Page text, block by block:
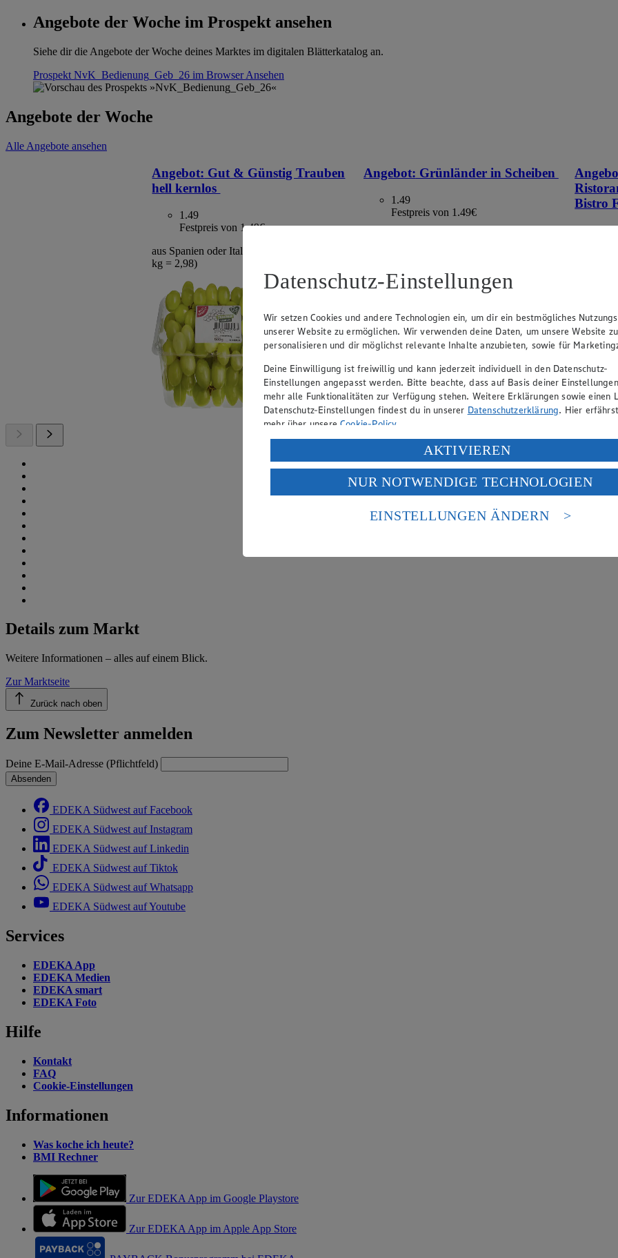
Angebote der Woche im Prospekt ansehen
Siehe dir die Angebote der Woche deines Marktes im digitalen Blätterkatalog an.
Prospekt NvK_Bedienung_Geb_26 im BrowserAnsehen
Angebote der Woche
Alle Angebote ansehen
Angebot: Gut & Günstig Trauben
hell kernlos
1.49
Festpreis von 1.49€
aus Spanien oder Italien, Klasse I, 500 g, (1
kg = 2,98)
Angebot: Grünländer in Scheiben
1.49
Festpreis von 1.49€
Bistro
versch.
Details zum Markt
Weitere Informationen – alles auf einem Blick.
Zur Marktseite
Zurück nach oben
Zum Newsletter anmelden
Deine E-Mail-Adresse (Pflichtfeld)
Absenden
EDEKA Südwest auf Facebook
EDEKA Südwest auf Instagram
EDEKA Südwest auf Linkedin
EDEKA Südwest auf Tiktok
EDEKA Südwest auf Whatsapp
EDEKA Südwest auf Youtube
Services
EDEKA App
EDEKA Medien
EDEKA smart
EDEKA Foto
Hilfe
Kontakt
FAQ
Cookie-Einstellungen
Informationen
Was koche ich heute?
BMI Rechner
Zur EDEKA App im Google Playstore
Zur EDEKA App im Apple App Store
Datenschutz-Einstellungen
Wir setzen Cookies und andere Technologien ein, um dir ein bestmögliches
unserer Website zu ermöglichen. Wir verwenden deine Daten, um unsere Website zu
personalisieren und dir möglichst relevante Inhalte anzubieten, sowie für
Deine Einwilligung ist freiwillig und kann jederzeit individuell in den Datenschutz-
Einstellungen angepasst werden. Bitte beachte, dass auf Basis deiner
mehr alle Funktionalitäten zur Verfügung stehen. Weitere Erklärungen sowie einen
Datenschutz-Einstellungen findest du in unserer Datenschutzerklärung. Hier
mehr über unsereCookie-Policy.
Verarbeitung deiner personenbezogenen Daten in den USA durch Facebook und
Wenn du auf „Aktivieren“ klickst, willigst du im Sinne des Art. 49 Abs. 1 Satz 1 lit.
ein, dass deine Daten in den USA verarbeitet werden. Der EuGH sieht die USA als
einem nach europäischen Standards nicht angemessenen Datenschutzniveau an. Es
Risiko eines Zugriffs durch US-amerikanische Behörden.
AKTIVIEREN
NUR NOTWENDIGE TECHNOLOGIEN
EINSTELLUNGEN ÄNDERN